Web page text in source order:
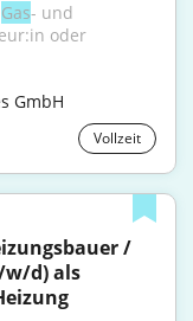
Gas- und
oder
GmbH
Vollzeit
d) als